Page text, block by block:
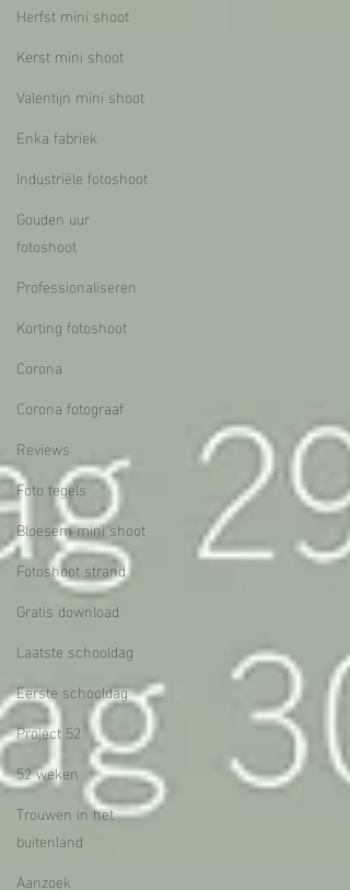
Herfst mini shoot
Kerst mini shoot
Valentijn mini shoot
Enka fabriek
Industriële fotoshoot
Gouden uur
fotoshoot
Professionaliseren
Korting fotoshoot
Corona
Corona fotograaf
Reviews
Foto tegels
Bloesem mini shoot
Fotoshoot strand
Gratis download
Laatste schooldag
Eerste schooldag
Project 52
52 weken
Trouwen in het
buitenland
Aanzoek